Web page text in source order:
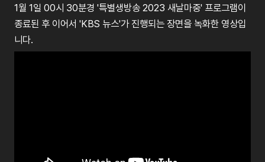
1월 1일 00시 30분경 '특별생방송 2023 새날마중' 프로그램이
종료된 후 이어서 'KBS 뉴스'가 진행되는 장면을 녹화한 영상입
니다.